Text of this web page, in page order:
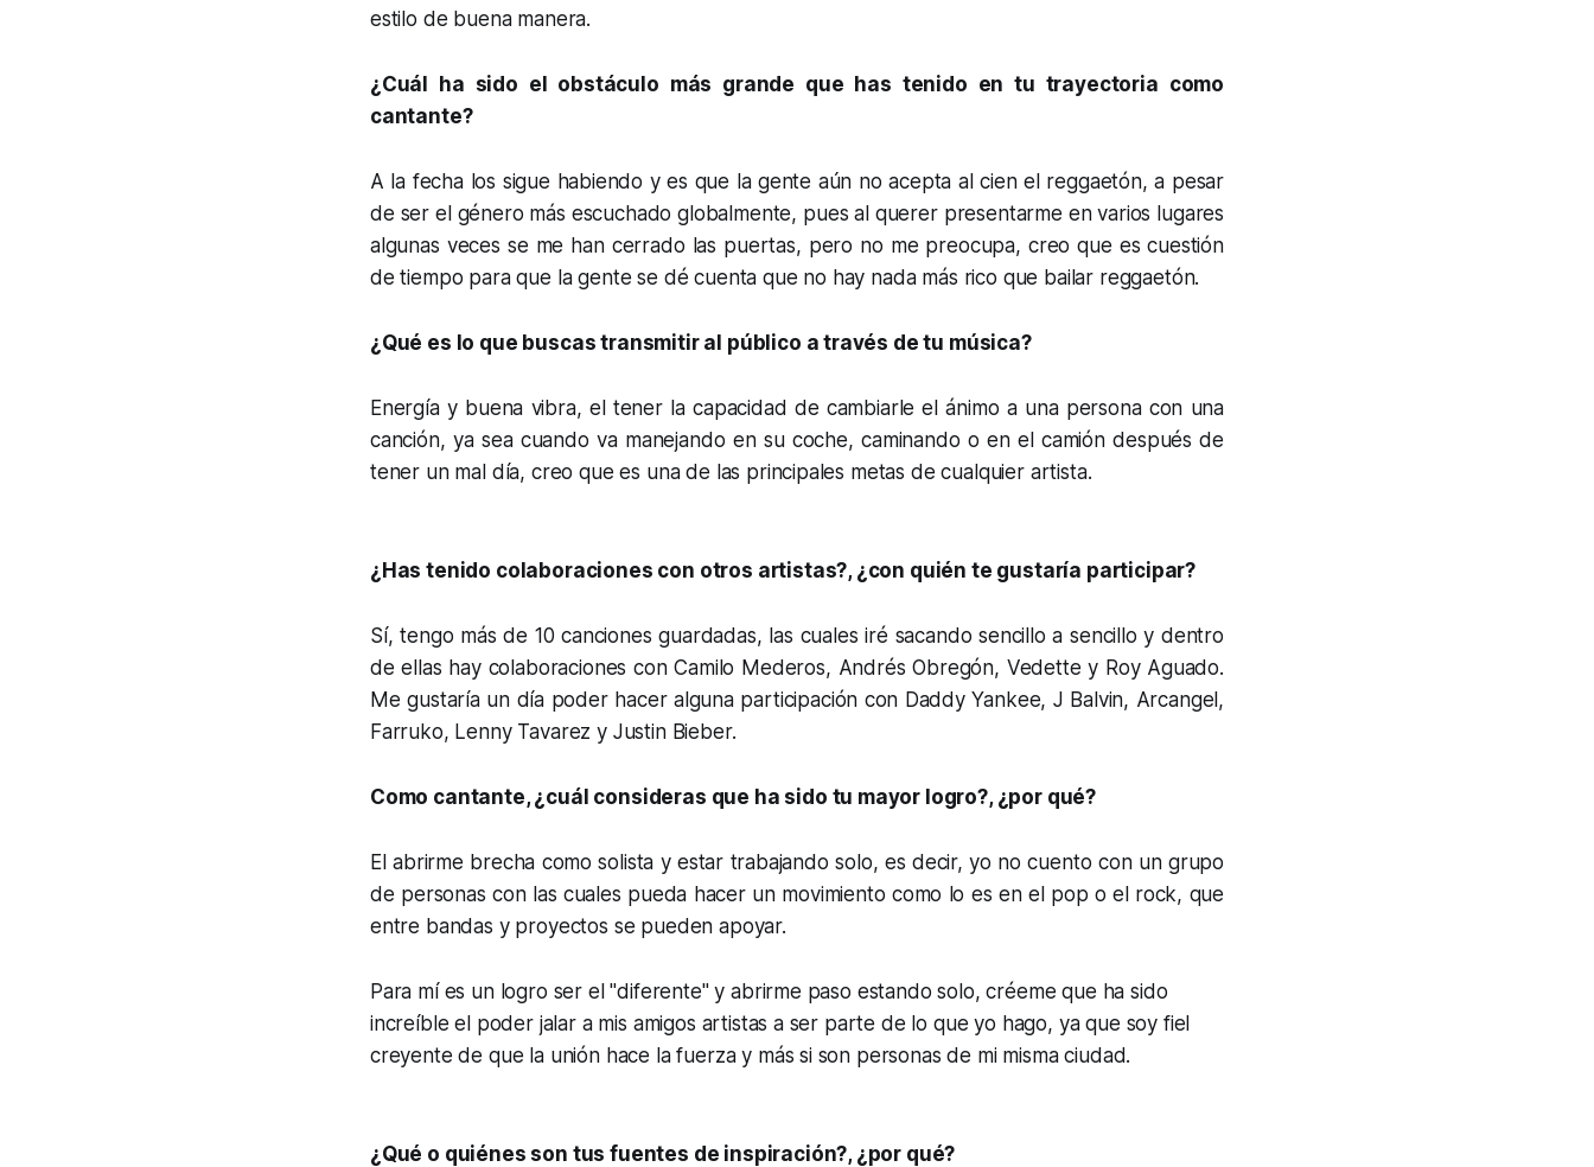
estilo de buena manera.
¿Cuál ha sido el obstáculo más grande que has tenido en tu trayectoria como
cantante?
A la fecha los sigue habiendo y es que la gente aún no acepta al cien el reggaetón, a pesar
de ser el género más escuchado globalmente, pues al querer presentarme en varios lugares
algunas veces se me han cerrado las puertas, pero no me preocupa, creo que es cuestión
de tiempo para que la gente se dé cuenta que no hay nada más rico que bailar reggaetón.
¿Qué es lo que buscas transmitir al público a través de tu música?
Energía y buena vibra, el tener la capacidad de cambiarle el ánimo a una persona con una
canción, ya sea cuando va manejando en su coche, caminando o en el camión después de
tener un mal día, creo que es una de las principales metas de cualquier artista.
¿Has tenido colaboraciones con otros artistas?, ¿con quién te gustaría participar?
Sí, tengo más de 10 canciones guardadas, las cuales iré sacando sencillo a sencillo y dentro
de ellas hay colaboraciones con Camilo Mederos, Andrés Obregón, Vedette y Roy Aguado.
Me gustaría un día poder hacer alguna participación con Daddy Yankee, J Balvin, Arcangel,
Farruko, Lenny Tavarez y Justin Bieber.
Como cantante, ¿cuál consideras que ha sido tu mayor logro?, ¿por qué?
El abrirme brecha como solista y estar trabajando solo, es decir, yo no cuento con un grupo
de personas con las cuales pueda hacer un movimiento como lo es en el pop o el rock, que
entre bandas y proyectos se pueden apoyar.
Para mí es un logro ser el "diferente" y abrirme paso estando solo, créeme que ha sido
increíble el poder jalar a mis amigos artistas a ser parte de lo que yo hago, ya que soy fiel
creyente de que la unión hace la fuerza y más si son personas de mi misma ciudad.
¿Qué o quiénes son tus fuentes de inspiración?, ¿por qué?